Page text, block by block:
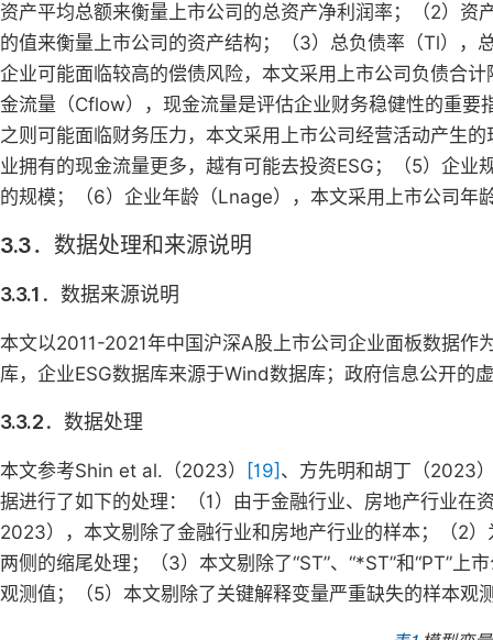
资产平均总额来衡量上市公司的总资产净利润率；（2）
的值来衡量上市公司的资产结构；（3）总负债率（Tl），
企业可能面临较高的偿债风险，本文采用上市公司负债合
金流量（Cflow），现金流量是评估企业财务稳健性的重
之则可能面临财务压力，本文采用上市公司经营活动产生
业拥有的现金流量更多，越有可能去投资ESG；（5）企
的规模；（6）企业年龄（Lnage），本文采用上市公司年
3.3．数据处理和来源说明
3.3.1．数据来源说明
本文以2011-2021年中国沪深A股上市公司企业面板数据作
库，企业ESG数据库来源于Wind数据库；政府信息公开的
3.3.2．数据处理
本文参考Shin et al.（2023） [19] 、方先明和胡丁（2023
据进行了如下的处理：（1）由于金融行业、房地产行业在
2023），本文剔除了金融行业和房地产行业的样本；（2
两侧的缩尾处理；（3）本文剔除了“ST”、“*ST”和“PT”
观测值；（5）本文剔除了关键解释变量严重缺失的样本观